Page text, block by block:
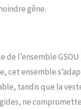
gêne.
l’ensemble
ensemble
tandis que la
ne